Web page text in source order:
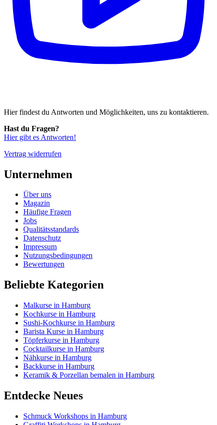
Hier findest du Antworten und Möglichkeiten, uns zu kontaktieren.
Hast du Fragen?
Hier gibt es Antworten!
Vertrag widerrufen
Unternehmen
Über uns
Magazin
Häufige Fragen
Jobs
Qualitätsstandards
Datenschutz
Impressum
Nutzungsbedingungen
Bewertungen
Beliebte Kategorien
Malkurse in Hamburg
Kochkurse in Hamburg
Sushi-Kochkurse in Hamburg
Barista Kurse in Hamburg
Töpferkurse in Hamburg
Cocktailkurse in Hamburg
Nähkurse in Hamburg
Backkurse in Hamburg
Keramik & Porzellan bemalen in Hamburg
Entdecke Neues
Schmuck Workshops in Hamburg